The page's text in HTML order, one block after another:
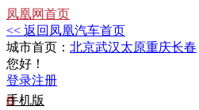
凤凰网首页
<< 返回凤凰汽车首页
城市首页： 北京武汉太原重庆长春
您好！
登录注册
手机版